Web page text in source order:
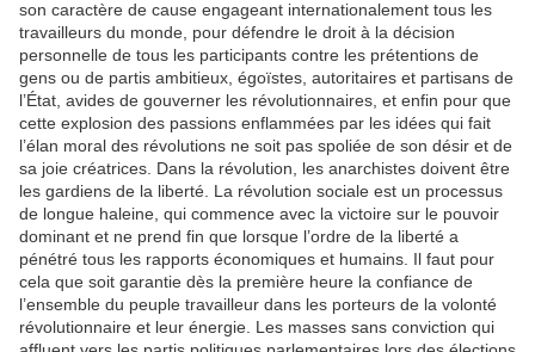
son caractère de cause engageant internationalement tous les
travailleurs du monde, pour défendre le droit à la décision
personnelle de tous les participants contre les prétentions de
gens ou de partis ambitieux, égoïstes, autoritaires et partisans de
l’État, avides de gouverner les révolutionnaires, et enfin pour que
cette explosion des passions enflammées par les idées qui fait
l’élan moral des révolutions ne soit pas spoliée de son désir et de
sa joie créatrices. Dans la révolution, les anarchistes doivent être
les gardiens de la liberté. La révolution sociale est un processus
de longue haleine, qui commence avec la victoire sur le pouvoir
dominant et ne prend fin que lorsque l’ordre de la liberté a
pénétré tous les rapports économiques et humains. Il faut pour
cela que soit garantie dès la première heure la confiance de
l’ensemble du peuple travailleur dans les porteurs de la volonté
révolutionnaire et leur énergie. Les masses sans conviction qui